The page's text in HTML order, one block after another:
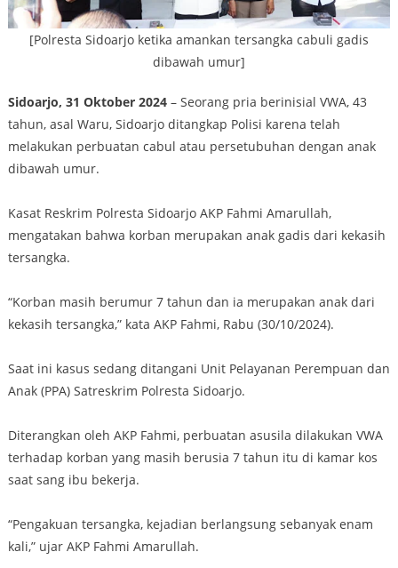
[Polresta Sidoarjo ketika amankan tersangka cabuli gadis
dibawah umur]
Sidoarjo, 31 Oktober 2024– Seorang pria berinisial VWA, 43
tahun, asal Waru, Sidoarjo ditangkap Polisi karena telah
melakukan perbuatan cabul atau persetubuhan dengan anak
dibawah umur.
Kasat Reskrim Polresta Sidoarjo AKP Fahmi Amarullah,
mengatakan bahwa korban merupakan anak gadis dari kekasih
tersangka.
“Korban masih berumur 7 tahun dan ia merupakan anak dari
kekasih tersangka,” kata AKP Fahmi, Rabu (30/10/2024).
Saat ini kasus sedang ditangani Unit Pelayanan Perempuan dan
Anak (PPA) Satreskrim Polresta Sidoarjo.
Diterangkan oleh AKP Fahmi, perbuatan asusila dilakukan VWA
terhadap korban yang masih berusia 7 tahun itu di kamar kos
saat sang ibu bekerja.
“Pengakuan tersangka, kejadian berlangsung sebanyak enam
kali,” ujar AKP Fahmi Amarullah.